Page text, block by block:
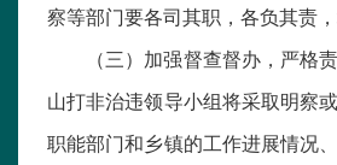
察等部门要各司其职，各负其责，
（三）加强督查督办，严格
山打非治违领导小组将采取明察
职能部门和乡镇的工作进展情况